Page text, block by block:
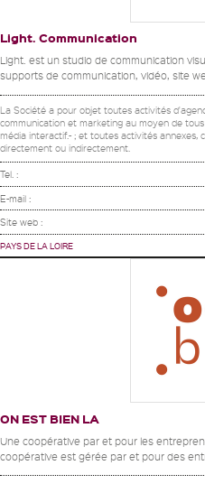
Light. Communication
Light. est un studio de communication
supports de communication, vidéo, site
La Société a pour objet toutes activités
communication et marketing au moyen de
média interactif.- ; et toutes activités annexes,
directement ou indirectement.
Tel. :
E-mail :
Site web :
PAYS DE LA LOIRE
ON EST BIEN LA
Une coopérative par et pour les
coopérative est gérée par et pour des